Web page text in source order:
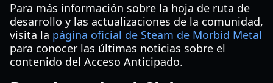
Para más información sobre la hoja de ruta de
desarrollo y las actualizaciones de la comunidad,
visita la página oficial de Steam de Morbid Metal
para conocer las últimas noticias sobre el
contenido del Acceso Anticipado.